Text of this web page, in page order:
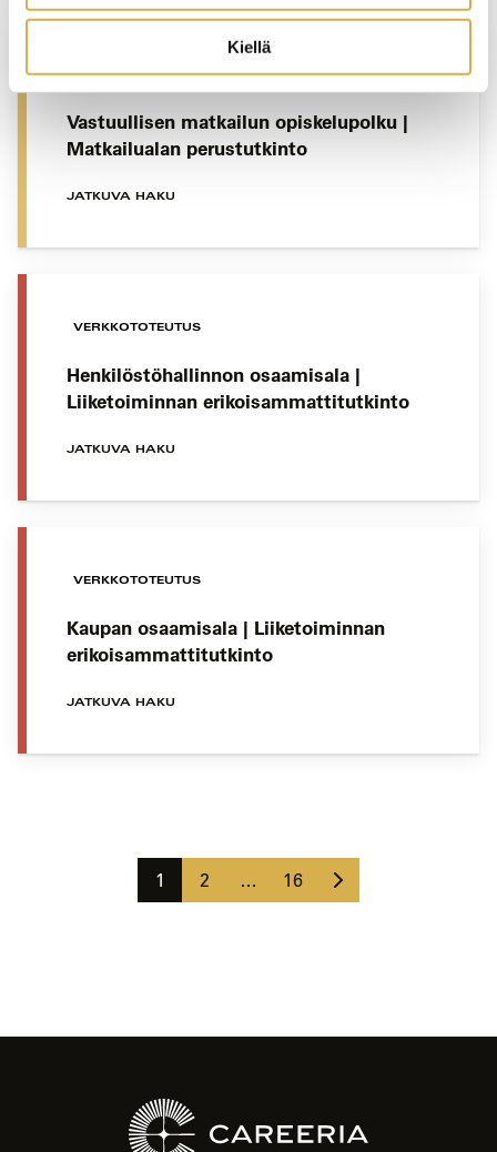
Kiellä
VANTAA
Vastuullisen matkailun opiskelupolku |
Matkailualan perustutkinto
JATKUVA HAKU
VERKKOTOTEUTUS
Henkilöstöhallinnon osaamisala |
Liiketoiminnan erikoisammattitutkinto
JATKUVA HAKU
VERKKOTOTEUTUS
Kaupan osaamisala | Liiketoiminnan
erikoisammattitutkinto
JATKUVA HAKU
Sivu
1 Sivu
2 … Sivu
16
Seuraava
sivu